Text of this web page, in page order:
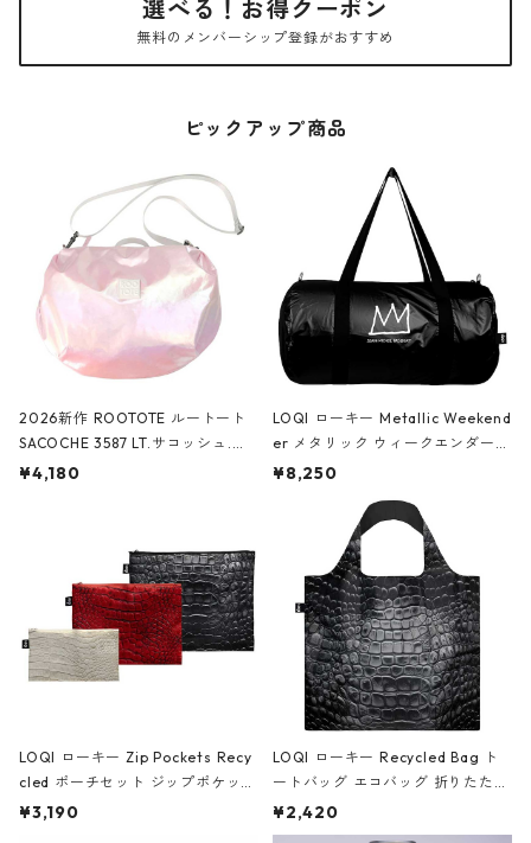
選べる！お得クーポン
無料のメンバーシップ登録がおすすめ
ピックアップ商品
2026新作 ROOTOTE ルートート
SACOCHE 3587 LT.サコッシュ.ル
ミエ-B ショルダーバッグ グロスピ
¥4,180
LOQI ローキー Metallic Weekend
er メタリック ウィークエンダー
ボストンバッグ ショルダーバッグ
Black ジャン=ミッシェル・バスキ
ア/クラウン ブラック
¥8,250
LOQI ローキー Zip Pockets Recy
cled ポーチセット ジップポケット
ファスナーポーチ 撥水加工 トラベ
¥3,190
LOQI ローキー Recycled Bag ト
ートバッグ エコバッグ 折りたたみ
大きめ 撥水加工 収納ポーチ CRO
CODILE/Black クロコダイル/ブラ
¥2,420